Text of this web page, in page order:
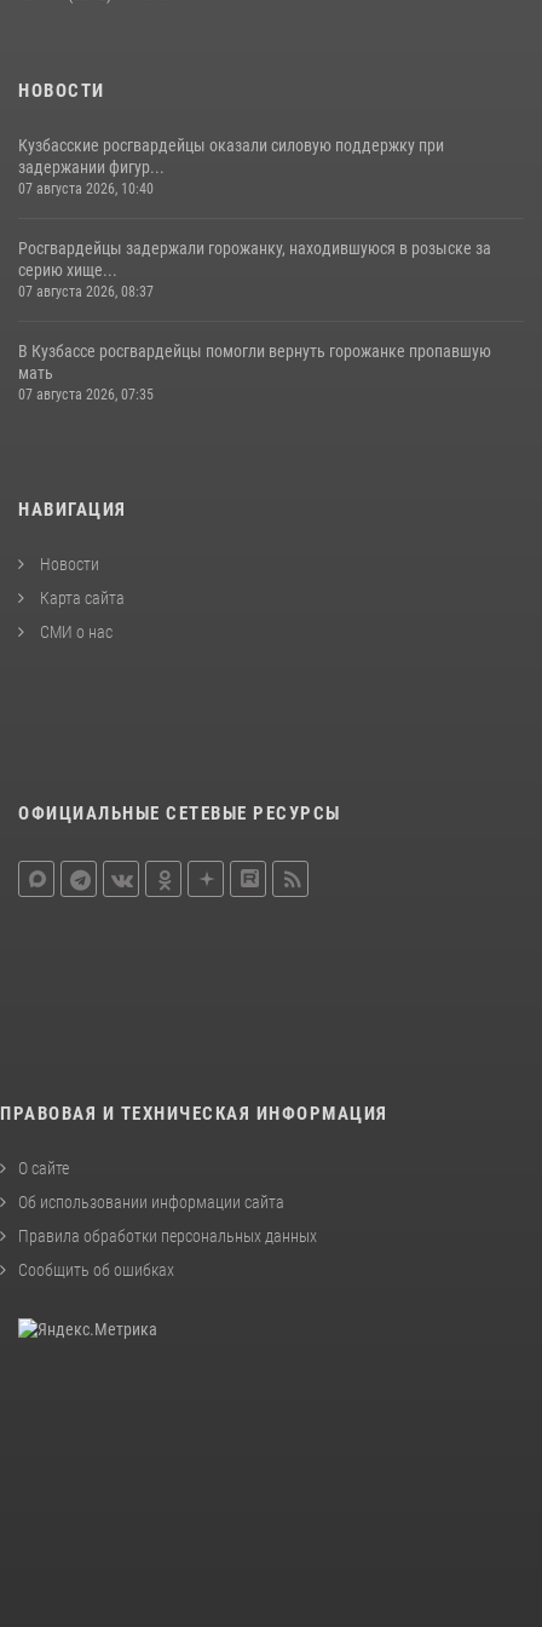
НОВОСТИ
Кузбасские росгвардейцы оказали силовую поддержку при
задержании фигур...
07 августа 2026, 10:40
Росгвардейцы задержали горожанку, находившуюся в розыске за
серию хище...
07 августа 2026, 08:37
В Кузбассе росгвардейцы помогли вернуть горожанке пропавшую
мать
07 августа 2026, 07:35
НАВИГАЦИЯ
Новости
Карта сайта
СМИ о нас
ОФИЦИАЛЬНЫЕ СЕТЕВЫЕ РЕСУРСЫ
ПРАВОВАЯ И ТЕХНИЧЕСКАЯ ИНФОРМАЦИЯ
О сайте
Об использовании информации сайта
Правила обработки персональных данных
Сообщить об ошибках